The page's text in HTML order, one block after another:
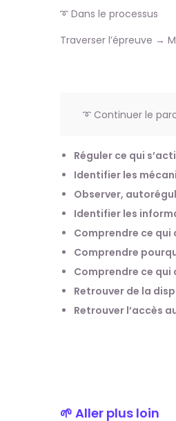
➰ Dans le processus
Traverser l’épreuve →
➰ Continuer le
Réguler ce qui
Identifier les
Observer,
Identifier les
Comprendre ce
Comprendre
Comprendre ce
Retrouver de la
Retrouver l’accès
🌱 Aller plus loin